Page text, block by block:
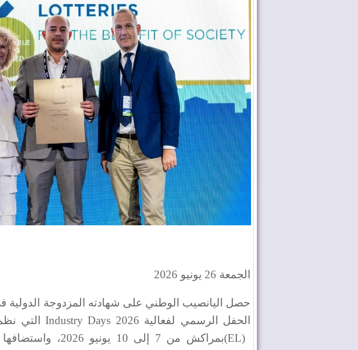
الجمعة 26 يونيو 2026
حصل اليانصيب الوطني على شهادته المزدوجة
الحفل الرسمي لفعالية Industry Days 2026 التي
(EL)بمراكش من 7 إلى 10 يونيو 2026، واستضافها اليانصيب الوطني تحت شعار